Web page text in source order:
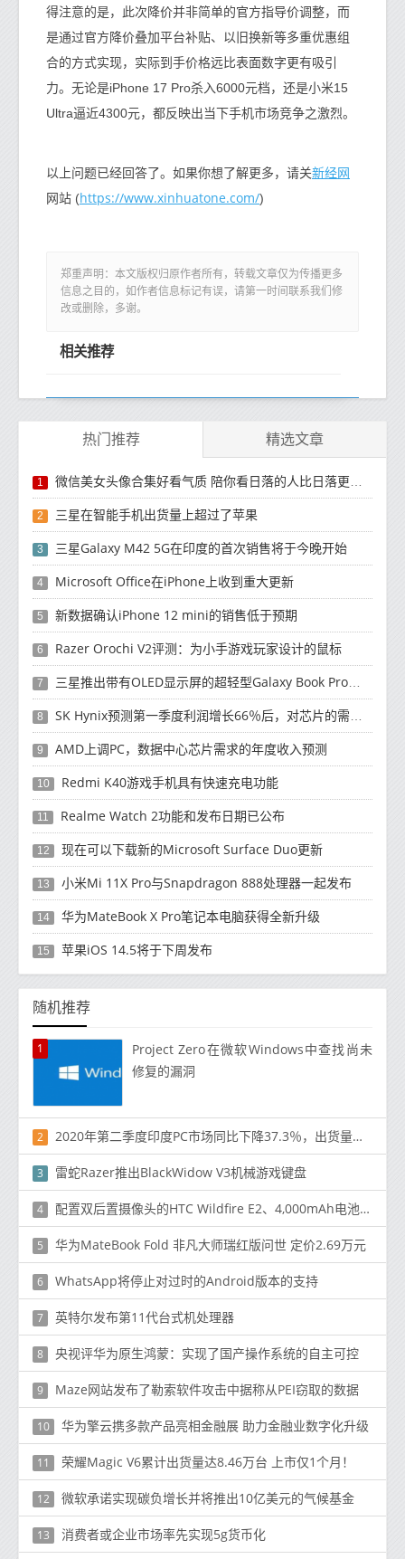
得注意的是，此次降价并非简单的官方指导价调整，而
是通过官方降价叠加平台补贴、以旧换新等多重优惠组
合的方式实现，实际到手价格远比表面数字更有吸引
力。无论是iPhone 17 Pro杀入6000元档，还是小米15
Ultra逼近4300元，都反映出当下手机市场竞争之激烈。
以上问题已经回答了。如果你想了解更多，请关新经网
网站 (https://www.xinhuatone.com/)
郑重声明：本文版权归原作者所有，转载文章仅为传播更多
信息之目的，如作者信息标记有误，请第一时间联系我们修
改或删除，多谢。
相关推荐
热门推荐 精选文章
1 微信美女头像合集好看气质 陪你看日落的人比日落更浪漫
2 三星在智能手机出货量上超过了苹果
3 三星Galaxy M42 5G在印度的首次销售将于今晚开始
4 Microsoft Office在iPhone上收到重大更新
5 新数据确认iPhone 12 mini的销售低于预期
6 Razer Orochi V2评测：为小手游戏玩家设计的鼠标
7 三星推出带有OLED显示屏的超轻型Galaxy Book Pro和Galaxy Book Pro 360笔记本电脑
8 SK Hynix预测第一季度利润增长66％后，对芯片的需求将增强
9 AMD上调PC，数据中心芯片需求的年度收入预测
10 Redmi K40游戏手机具有快速充电功能
11 Realme Watch 2功能和发布日期已公布
12 现在可以下载新的Microsoft Surface Duo更新
13 小米Mi 11X Pro与Snapdragon 888处理器一起发布
14 华为MateBook X Pro笔记本电脑获得全新升级
15 苹果iOS 14.5将于下周发布
随机推荐
1
Project Zero在微软Windows中查找尚未
修复的漏洞
2 2020年第二季度印度PC市场同比下降37.3％，出货量为210万台
3 雷蛇Razer推出BlackWidow V3机械游戏键盘
4 配置双后置摄像头的HTC Wildfire E2、4,000mAh电池在正式发布前开始发售
5 华为MateBook Fold 非凡大师瑞红版问世 定价2.69万元
6 WhatsApp将停止对过时的Android版本的支持
7 英特尔发布第11代台式机处理器
8 央视评华为原生鸿蒙：实现了国产操作系统的自主可控
9 Maze网站发布了勒索软件攻击中据称从PEI窃取的数据
10 华为擎云携多款产品亮相金融展 助力金融业数字化升级
11 荣耀Magic V6累计出货量达8.46万台 上市仅1个月！
12 微软承诺实现碳负增长并将推出10亿美元的气候基金
13 消费者或企业市场率先实现5g货币化